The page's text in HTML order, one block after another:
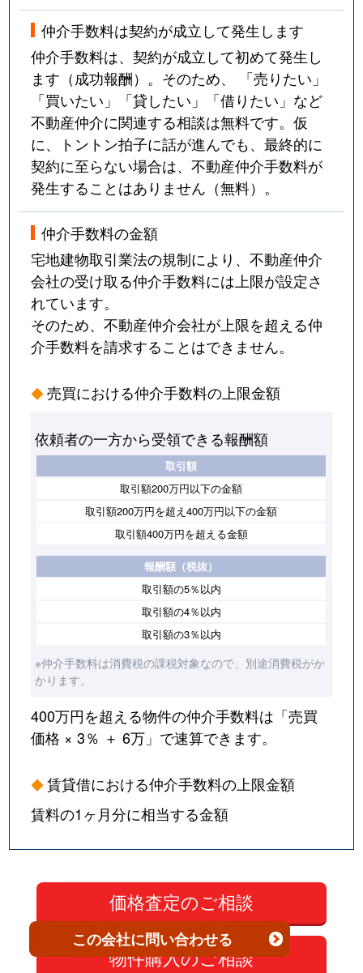
仲介手数料は契約が成立して発生します
仲介手数料は、契約が成立して初めて発生し
ます（成功報酬）。そのため、 「売りたい」
「買いたい」「貸したい」「借りたい」など
不動産仲介に関連する相談は無料です。仮
に、トントン拍子に話が進んでも、最終的に
契約に至らない場合は、不動産仲介手数料が
発生することはありません（無料）。
仲介手数料の金額
宅地建物取引業法の規制により、不動産仲介
会社の受け取る仲介手数料には上限が設定さ
れています。
そのため、不動産仲介会社が上限を超える仲
介手数料を請求することはできません。
売買における仲介手数料の上限金額
依頼者の一方から受領できる報酬額
取引額
取引額200万円以下の金額
取引額200万円を超え400万円以下の金額
取引額400万円を超える金額
報酬額（税抜）
取引額の5％以内
取引額の4％以内
取引額の3％以内
※仲介手数料は消費税の課税対象なので、別途消費税がか
かります。
400万円を超える物件の仲介手数料は「売買
価格 × 3％ ＋ 6万」で速算できます。
賃貸借における仲介手数料の上限金額
賃料の1ヶ月分に相当する金額
物件購入のご相談
この会社に問い合わせる